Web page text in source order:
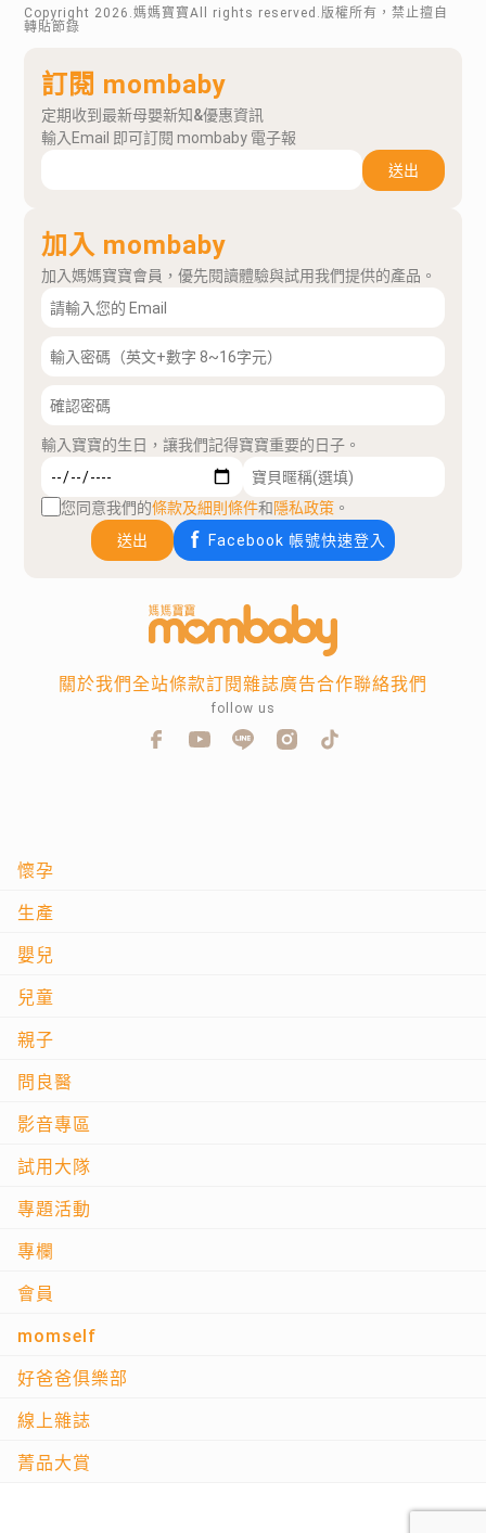
Copyright 2026 .媽媽寶寶All rights reserved.版權所有，禁止擅自
轉貼節錄
訂閱 mombaby
定期收到最新母嬰新知&優惠資訊
輸入Email 即可訂閱 mombaby 電子報
送出
加入 mombaby
加入媽媽寶寶會員，優先閱讀體驗與試用我們提供的產品。
輸入寶寶的生日，讓我們記得寶寶重要的日子。
您同意我們的條款及細則條件和隱私政策 。
送出
Facebook 帳號快速登入
懷孕
生產
嬰兒
兒童
親子
問良醫
影音專區
試用大隊
專題活動
專欄
會員
momself
好爸爸俱樂部
線上雜誌
菁品大賞
關於我們全站條款訂閱雜誌廣告合作聯絡我們
follow us